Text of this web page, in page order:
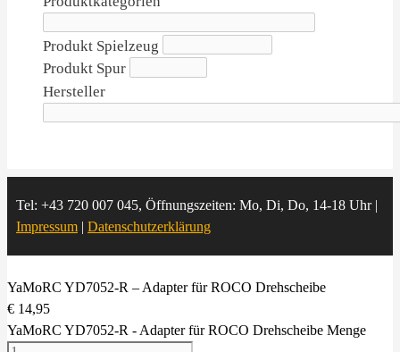
Produkt Spielzeug
Produkt Spur
Hersteller
Tel: +43 720 007 045, Öffnungszeiten: Mo, Di, Do, 14-18 Uhr |
Impressum | Datenschutzerklärung
YaMoRC YD7052-R – Adapter für ROCO Drehscheibe
€ 14,95
YaMoRC YD7052-R - Adapter für ROCO Drehscheibe Menge